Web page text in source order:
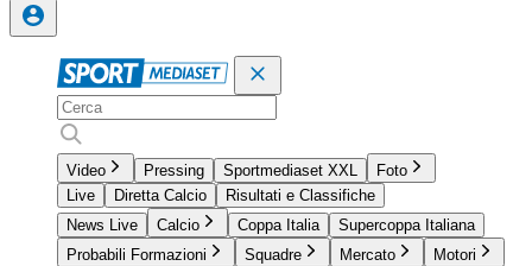
Video Pressing Sportmediaset XXL
Foto
Live
Diretta Calcio
Risultati e Classifiche
News Live
Calcio Coppa Italia
Supercoppa Italiana
Probabili Formazioni
Squadre Mercato
Motori